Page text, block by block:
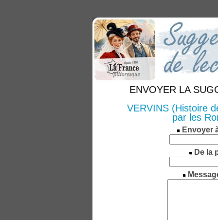
ENVOYER LA
VERVINS (Histoire
par les
Envoyer
De la